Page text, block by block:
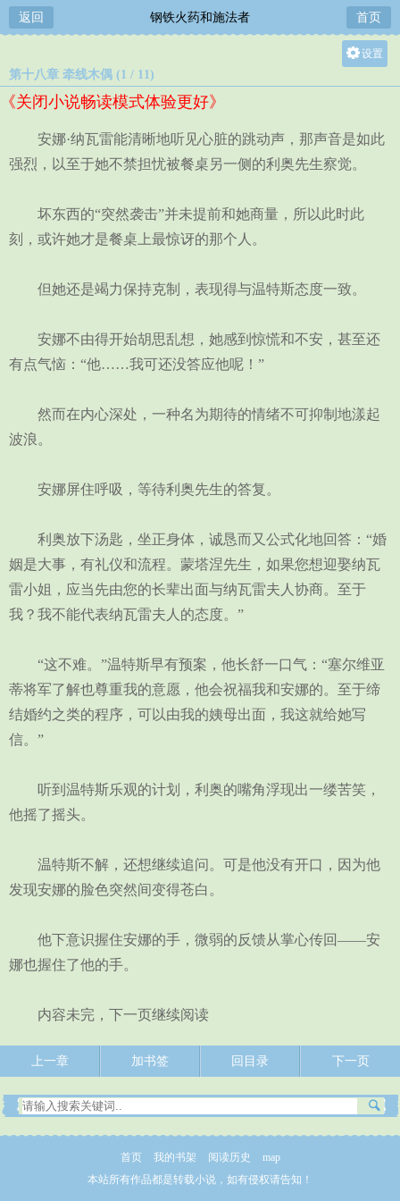
返回 钢铁火药和施法者 首页
设置
中
小
第十八章 牵线木偶 (1 / 11)
《关闭小说畅读模式体验更好》
安娜·纳瓦雷能清晰地听见心脏的跳动声，那声音是如此
强烈，以至于她不禁担忧被餐桌另一侧的利奥先生察觉。
坏东西的“突然袭击”并未提前和她商量，所以此时此
刻，或许她才是餐桌上最惊讶的那个人。
但她还是竭力保持克制，表现得与温特斯态度一致。
安娜不由得开始胡思乱想，她感到惊慌和不安，甚至还
有点气恼：“他……我可还没答应他呢！”
然而在内心深处，一种名为期待的情绪不可抑制地漾起
波浪。
安娜屏住呼吸，等待利奥先生的答复。
利奥放下汤匙，坐正身体，诚恳而又公式化地回答：“婚
姻是大事，有礼仪和流程。蒙塔涅先生，如果您想迎娶纳瓦
雷小姐，应当先由您的长辈出面与纳瓦雷夫人协商。至于
我？我不能代表纳瓦雷夫人的态度。”
“这不难。”温特斯早有预案，他长舒一口气：“塞尔维亚
蒂将军了解也尊重我的意愿，他会祝福我和安娜的。至于缔
结婚约之类的程序，可以由我的姨母出面，我这就给她写
信。”
听到温特斯乐观的计划，利奥的嘴角浮现出一缕苦笑，
他摇了摇头。
温特斯不解，还想继续追问。可是他没有开口，因为他
发现安娜的脸色突然间变得苍白。
他下意识握住安娜的手，微弱的反馈从掌心传回——安
娜也握住了他的手。
内容未完，下一页继续阅读
上一章 加书签 回目录 下一页
首页 我的书架 阅读历史
map
本站所有作品都是转载小说，如有侵权请告知！